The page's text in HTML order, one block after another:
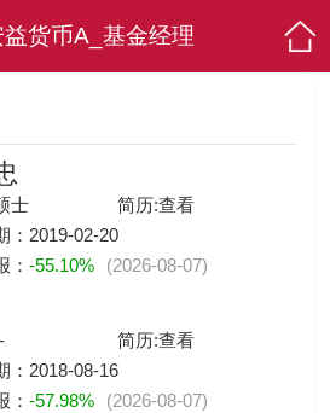
货币A_基金经理
士 简历:查看
：2019-02-20
：-55.10% (2026-08-07)
简历:查看
：2018-08-16
：-57.98% (2026-08-07)